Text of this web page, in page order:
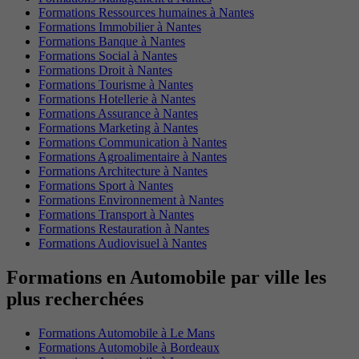
Formations Ressources humaines à Nantes
Formations Immobilier à Nantes
Formations Banque à Nantes
Formations Social à Nantes
Formations Droit à Nantes
Formations Tourisme à Nantes
Formations Hotellerie à Nantes
Formations Assurance à Nantes
Formations Marketing à Nantes
Formations Communication à Nantes
Formations Agroalimentaire à Nantes
Formations Architecture à Nantes
Formations Sport à Nantes
Formations Environnement à Nantes
Formations Transport à Nantes
Formations Restauration à Nantes
Formations Audiovisuel à Nantes
Formations en Automobile par ville les
plus recherchées
Formations Automobile à Le Mans
Formations Automobile à Bordeaux